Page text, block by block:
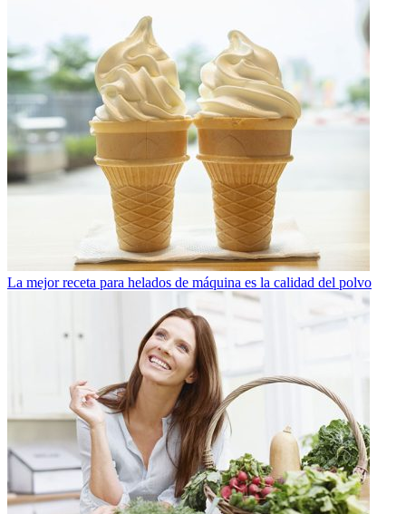
La mejor receta para helados de máquina es la calidad del polvo